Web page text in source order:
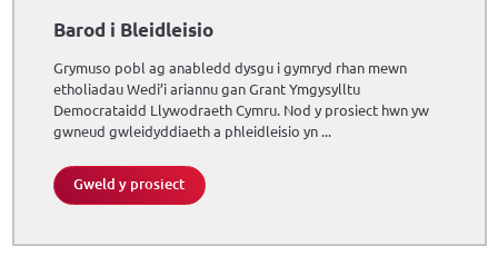
Barod i Bleidleisio
Grymuso pobl ag anabledd dysgu i gymryd rhan mewn
etholiadau Wedi’i ariannu gan Grant Ymgysylltu
Democrataidd Llywodraeth Cymru. Nod y prosiect hwn yw
gwneud gwleidyddiaeth a phleidleisio yn ...
Gweld y prosiect